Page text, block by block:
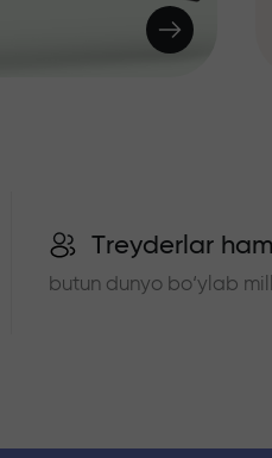
Treyderlar
butun dunyo bo‘ylab